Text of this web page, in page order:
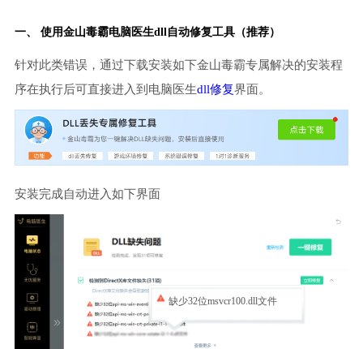
一、 使用金山毒霸电脑医生dll自动修复工具（推荐）
针对此类错误，通过下载安装如下金山毒霸专属解决的安装程
序在执行后可直接进入到电脑医生dll修复界面。
安装完成自动进入如下界面
缺少32位msvcr100.dll文件